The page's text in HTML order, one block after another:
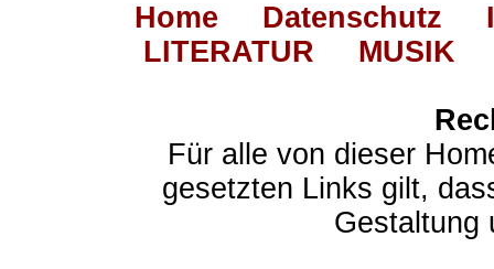
Home Datenschutz
LITERATUR
MUSIK
Für alle von dieser
gesetzten Links gilt,
Gestaltung